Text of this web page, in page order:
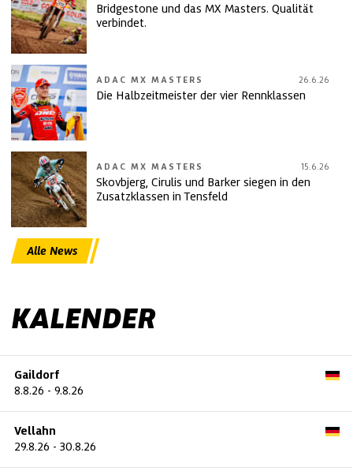
Bridgestone und das MX Masters. Qualität
verbindet.
ADAC MX MASTERS 26.6.26
Die Halbzeitmeister der vier Rennklassen
ADAC MX MASTERS 15.6.26
Skovbjerg, Cirulis und Barker siegen in den
Zusatzklassen in Tensfeld
Alle News
KALENDER
Gaildorf
8.8.26 - 9.8.26
Vellahn
29.8.26 - 30.8.26